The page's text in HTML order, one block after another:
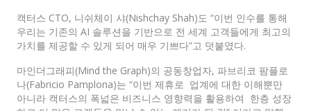
캑터스 CTO, 니쉬체이 샤(Nishchay Shah)도 “이번 인수를 통해
우리는 기존의 AI 솔루션을 기반으로 전 세계 고객들에게 최고의
가치를 제공할 수 있게 되어 매우 기쁘다”고 덧붙였다.
마인더그래피(Mind the Graph)의 공동창업자, 파브리코 팜플로
나(Fabricio Pamplona)는 “이번 제휴로 업계에 대한 이해뿐만
아니라 캑터스의 폭넓은 비즈니스 영향력을 활용하여 한층 성장